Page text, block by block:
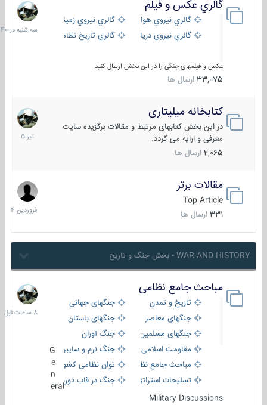
گالري عكس و فيلم
گالري نيروي هوايي
گالري نيروي زميني
گالري نيروي دريايي
گالري تاریخ نظامی
عکس و فیلمهای جنگی را در این بخش ارسال کنید.
33,075 ارسال ها
سه
شنبه
در
کتابخانه میلیتاری
در این بخش کتابهای مرتبط و مقالات برگزیده سایت
معرفی و ارایه می گردد.
2,065 ارسال ها
16
تیر
1405
مقالات برتر
Top Article
331 ارسال ها
29
فروردین
1404
WAR AND HISTORY - بخش جنگ و تاریخ
مباحث جامع نظامی
تاریخ و تمدن
جنگهای جهانی
جنگهای معاصر
جنگهای باستان
جنگهای مسلمین
جنگ آوران
مقاومت اسلامی
جنگ نرم و سایبری
مباحث جامع نظامی
توان نظامی کشورها
تسلیحات استراتژیک
جنگ در قاب دوربین
eral
Military Discussions
8
ساعات
قبل